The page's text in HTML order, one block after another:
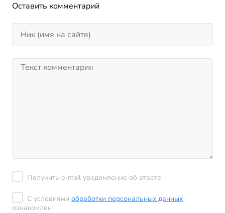
Оставить комментарий
Получить e-mail уведомление об ответе
С условиями обработки персональных данных
ознакомлен